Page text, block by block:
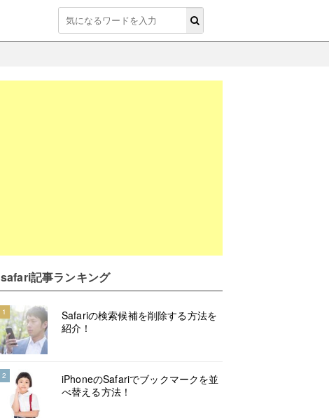
safari記事ランキング
1
Safariの検索候補を削除する方法を
紹介！
2
iPhoneのSafariでブックマークを並
べ替える方法！